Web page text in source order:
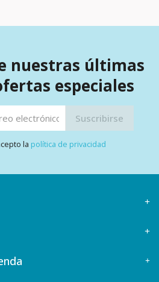
nuestras últimas
especiales
la política de privacidad